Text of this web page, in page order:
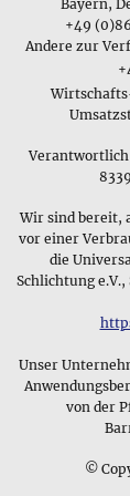
einem
Steine, wobei
gemeinsam
Buchform
heute noch
überzeugen
garantierten
Onlineshop
Anhänger,
alte und
Materialen
Shop bietet
Unsere
bestimmten
seinen Status
diesen Zweck
erfüllen, die
Symbole und
Bayern,
+49
Andere zur
Verantwortlich
Wir sind bereit,
vor einer
die
Schlichtung
Unser
von der
©